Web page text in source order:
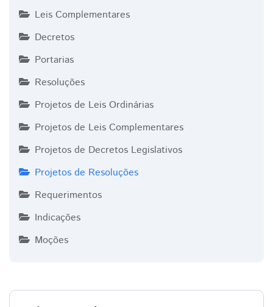
Leis Complementares
Decretos
Portarias
Resoluções
Projetos de Leis Ordinárias
Projetos de Leis Complementares
Projetos de Decretos Legislativos
Projetos de Resoluções
Requerimentos
Indicações
Moções